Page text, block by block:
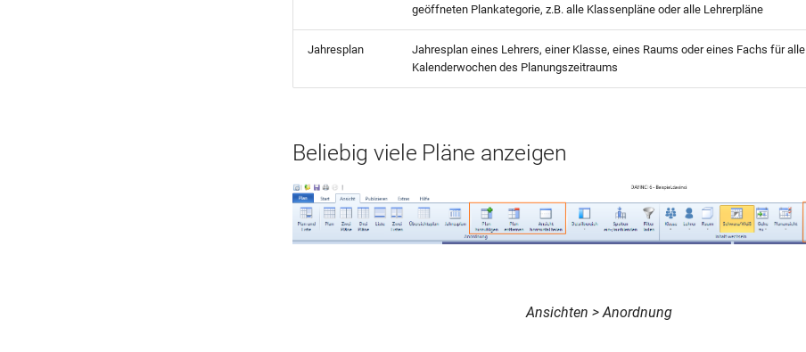
geöffneten Plankategorie, z.B. alle Klassenpläne oder alle Lehrerpläne
Jahresplan
Jahresplan eines Lehrers, einer Klasse, eines Raums oder eines Fachs für alle
Kalenderwochen des Planungszeitraums
Beliebig viele Pläne anzeigen
Ansichten > Anordnung